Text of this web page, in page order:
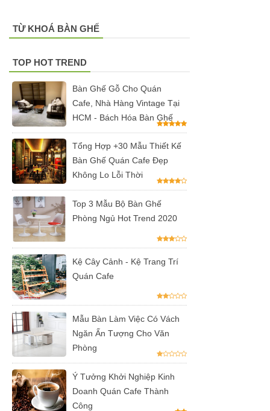
các mẫu
cafe, chân
bàn decor,
chân bàn
inox, chân
bàn ăn hot
trend 2023
Ghế decor
trong suốt,
ghế xoay
trong suốt
Ghế Eames
chân gỗ bọc
vải bố xanh
xám GLM27-
ghế dành
cho quán
cafe, cửa
TỪ KHOÁ BÀN GHẾ
TOP HOT TREND
Bàn Ghế Gỗ Cho Quán
Cafe, Nhà Hàng Vintage Tại
HCM - Bách Hóa Bàn Ghế
Tổng Hợp +30 Mẫu Thiết Kế
Bàn Ghế Quán Cafe Đẹp
Không Lo Lỗi Thời
Top 3 Mẫu Bộ Bàn Ghế
Phòng Ngủ Hot Trend 2020
Kệ Cây Cảnh - Kệ Trang Trí
Quán Cafe
Mẫu Bàn Làm Việc Có Vách
Ngăn Ấn Tượng Cho Văn
Phòng
Ý Tưởng Khởi Nghiệp Kinh
Doanh Quán Cafe Thành
Công